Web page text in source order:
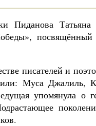
Пиданова Татьяна
писателей и
Муса Джалиль,
упомянула о